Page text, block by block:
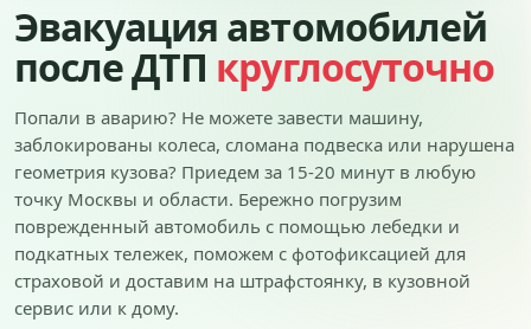
Эвакуация автомобилей
после ДТП круглосуточно
Попали в аварию? Не можете завести машину,
заблокированы колеса, сломана подвеска или нарушена
геометрия кузова? Приедем за 15-20 минут в любую
точку Москвы и области. Бережно погрузим
поврежденный автомобиль с помощью лебедки и
подкатных тележек, поможем с фотофиксацией для
страховой и доставим на штрафстоянку, в кузовной
сервис или к дому.